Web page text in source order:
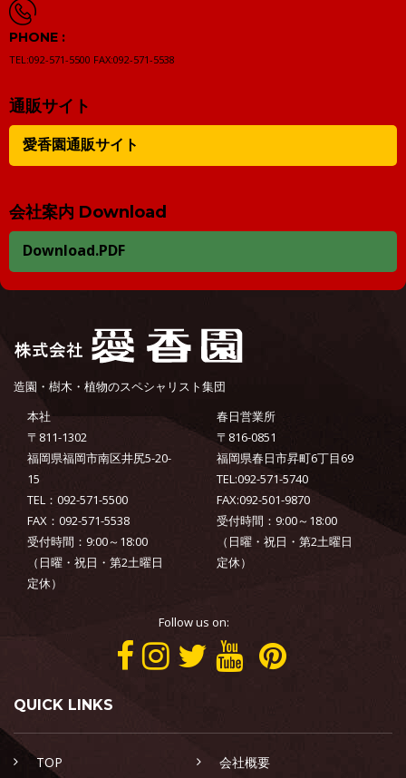
PHONE :
TEL:092-571-5500 FAX:092-571-5538
通販サイト
愛香園通販サイト
会社案内 Download
Download.PDF
造園・樹木・植物のスペシャリスト集団
本社
〒811-1302
福岡県福岡市南区井尻5-20-
15
TEL：092-571-5500
FAX：092-571-5538
受付時間：9:00～18:00
（日曜・祝日・第2土曜日
定休）
春日営業所
〒816-0851
福岡県春日市昇町6丁目69
TEL:092-571-5740
FAX:092-501-9870
受付時間：9:00～18:00
（日曜・祝日・第2土曜日
定休）
Follow us on:
QUICK LINKS
TOP
会社概要